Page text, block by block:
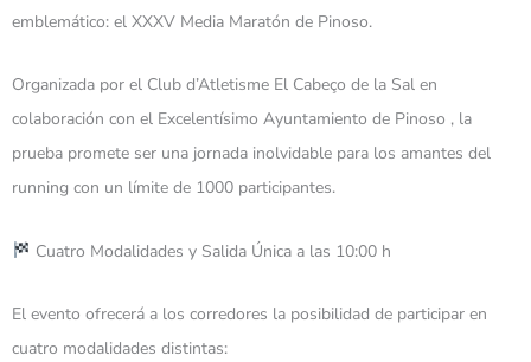
emblemático: el XXXV Media Maratón de Pinoso.
Organizada por el Club d’Atletisme El Cabeço de la Sal en
colaboración con el Excelentísimo Ayuntamiento de Pinoso , la
prueba promete ser una jornada inolvidable para los amantes del
running con un límite de 1000 participantes.
Cuatro Modalidades y Salida Única a las 10:00 h
El evento ofrecerá a los corredores la posibilidad de participar en
cuatro modalidades distintas: